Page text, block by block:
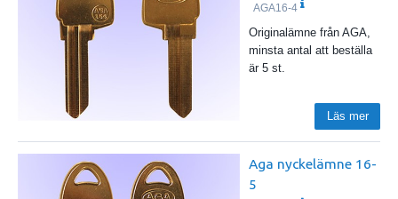
AGA16-4
Originalämne från AGA,
minsta antal att beställa
är 5 st.
Läs mer
Aga nyckelämne 16-
5